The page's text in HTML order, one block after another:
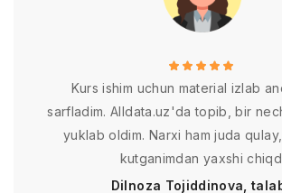
Kurs ishim uchun material izlab
sarfladim. Alldata.uz'da topib, bir
yuklab oldim. Narxi ham juda
kutganimdan yaxshi
Dilnoza Tojiddinova,